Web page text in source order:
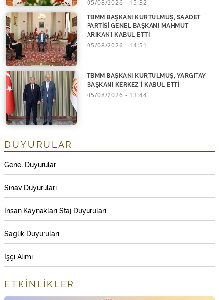
18:00 - Ana Bina Basın Toplantı Salonu
05/08/2026 - 15:32
TBMM BAŞKANI KURTULMUŞ, SAADET
PARTİSİ GENEL BAŞKANI MAHMUT
ARIKAN’I KABUL ETTİ
05/08/2026 - 14:51
TBMM BAŞKANI KURTULMUŞ, YARGITAY
BAŞKANI KERKEZ'İ KABUL ETTİ
05/08/2026 - 13:44
DUYURULAR
Genel Duyurular
Sınav Duyuruları
İnsan Kaynakları Staj Duyuruları
Sağlık Duyuruları
İşçi Alımı
ETKİNLİKLER